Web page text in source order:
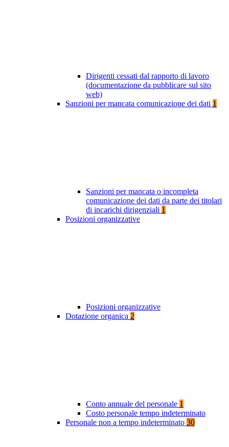
Dirigenti cessati dal rapporto di lavoro
(documentazione da pubblicare sul sito
web)
Sanzioni per mancata comunicazione dei dati 1
Sanzioni per mancata o incompleta
comunicazione dei dati da parte dei titolari
di incarichi dirigenziali 1
Posizioni organizzative
Posizioni organizzative
Dotazione organica 2
Conto annuale del personale 1
Costo personale tempo indeterminato
Personale non a tempo indeterminato 30